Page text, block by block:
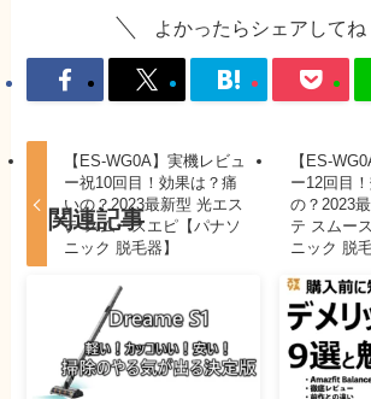
よかったらシェアしてね
【ES-WG0A】実機レビュ
ー祝10回目！効果は？痛
いの？2023最新型 光エス
テ スムースエピ【パナソ
ニック 脱毛器】
【ES-
ー12回目
の？2023
テ スムー
ニック 脱毛
関連記事